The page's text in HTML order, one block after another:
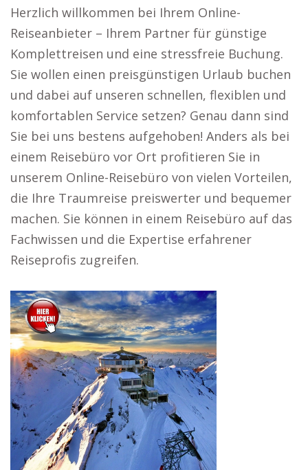
Herzlich willkommen bei Ihrem Online-
Reiseanbieter – Ihrem Partner für günstige
Komplettreisen und eine stressfreie Buchung.
Sie wollen einen preisgünstigen Urlaub buchen
und dabei auf unseren schnellen, flexiblen und
komfortablen Service setzen? Genau dann sind
Sie bei uns bestens aufgehoben! Anders als bei
einem Reisebüro vor Ort profitieren Sie in
unserem Online-Reisebüro von vielen Vorteilen,
die Ihre Traumreise preiswerter und bequemer
machen. Sie können in einem Reisebüro auf das
Fachwissen und die Expertise erfahrener
Reiseprofis zugreifen.